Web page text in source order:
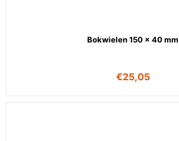
Bokwielen 150 x 40 mm
€25,05